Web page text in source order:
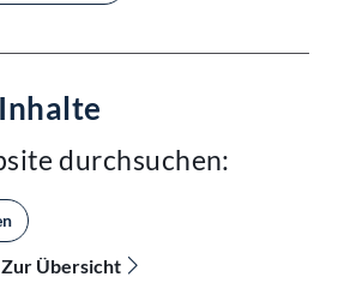
durchsuchen:
Zur Übersicht